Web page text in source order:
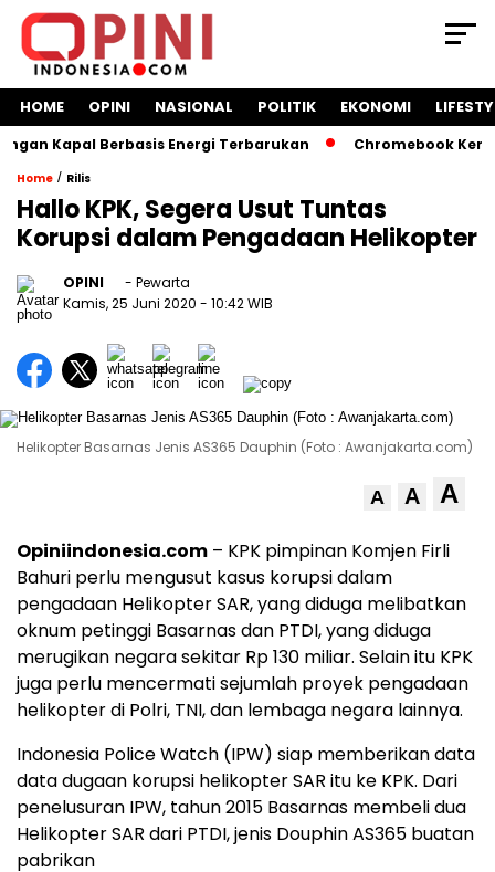
HOME OPINI NASIONAL POLITIK EKONOMI
Kapal Berbasis Energi Terbarukan Chromebook
Home / Rilis
Hallo KPK, Segera Usut Tuntas
Korupsi dalam Pengadaan Helikopter
OPINI
- Pewarta
Kamis, 25 Juni 2020 - 10:42 WIB
Helikopter Basarnas Jenis AS365 Dauphin (Foto : Awanjakarta.com)
A A A
Opiniindonesia.com – KPK pimpinan Komjen Firli
Bahuri perlu mengusut kasus korupsi dalam
pengadaan Helikopter SAR, yang diduga melibatkan
oknum petinggi Basarnas dan PTDI, yang diduga
merugikan negara sekitar Rp 130 miliar. Selain itu KPK
juga perlu mencermati sejumlah proyek pengadaan
helikopter di Polri, TNI, dan lembaga negara lainnya.
Indonesia Police Watch (IPW) siap memberikan data
data dugaan korupsi helikopter SAR itu ke KPK. Dari
penelusuran IPW, tahun 2015 Basarnas membeli dua
Helikopter SAR dari PTDI, jenis Douphin AS365 buatan
pabrikan